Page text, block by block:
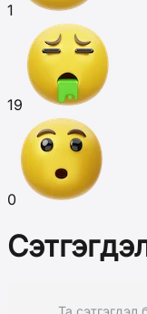
1
19
0
Та сэтгэгдэл